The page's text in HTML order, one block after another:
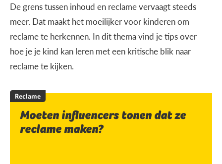
De grens tussen inhoud en reclame vervaagt steeds
meer. Dat maakt het moeilijker voor kinderen om
reclame te herkennen. In dit thema vind je tips over
hoe je je kind kan leren met een kritische blik naar
reclame te kijken.
Reclame
Moeten influencers tonen dat ze
reclame maken?